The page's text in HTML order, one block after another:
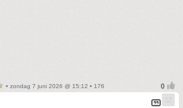
• zondag 7 juni 2026 @ 15:12 • 176